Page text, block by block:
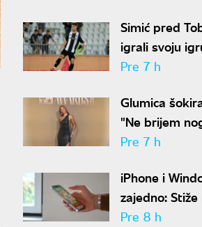
Simić pred
igrali svoju
nadamo
Pre 7 h
Glumica
"Ne brijem
nije sramota"
Pre 7 h
iPhone i
zajedno:
korisnici
Pre 8 h